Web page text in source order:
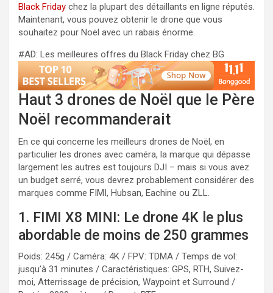
Black Friday chez la plupart des détaillants en ligne réputés.
Maintenant, vous pouvez obtenir le drone que vous
souhaitez pour Noël avec un rabais énorme.
#AD: Les meilleures offres du Black Friday chez BG
Haut 3 drones de Noël que le Père
Noël recommanderait
En ce qui concerne les meilleurs drones de Noël, en
particulier les drones avec caméra, la marque qui dépasse
largement les autres est toujours DJI – mais si vous avez
un budget serré, vous devrez probablement considérer des
marques comme FIMI, Hubsan, Eachine ou ZLL.
1. FIMI X8 MINI: Le drone 4K le plus
abordable de moins de 250 grammes
Poids: 245g / Caméra: 4K / FPV: TDMA / Temps de vol:
jusqu’à 31 minutes / Caractéristiques: GPS, RTH, Suivez-
moi, Atterrissage de précision, Waypoint et Surround /